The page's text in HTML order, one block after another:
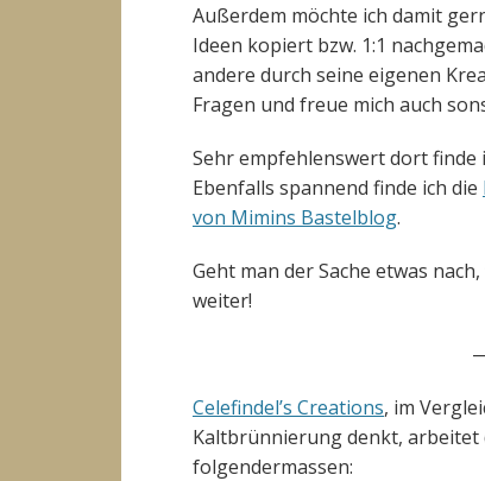
Außerdem möchte ich damit
Ideen kopiert bzw. 1:1
andere durch seine eigenen
Fragen und freue mich auch
Sehr empfehlenswert dort finde
Ebenfalls spannend finde ich die
von Mimins Bastelblog.
Geht man der Sache etwas
weiter!
Celefindel’s Creations, im
Kaltbrünnierung denkt, arbeitet
folgendermassen: